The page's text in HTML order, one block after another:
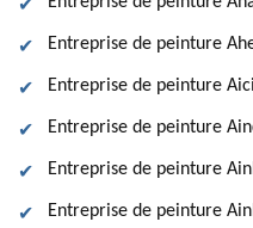
Entreprise de peinture
Entreprise de peinture
Entreprise de peinture
Entreprise de peinture
Entreprise de peinture